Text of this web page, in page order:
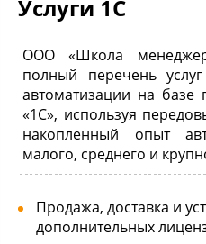
Услуги 1С
ООО «Школа
полный перечень
автоматизации на базе
«1С», используя
накопленный опыт
малого, среднего и
Продажа, доставка и
дополнительных